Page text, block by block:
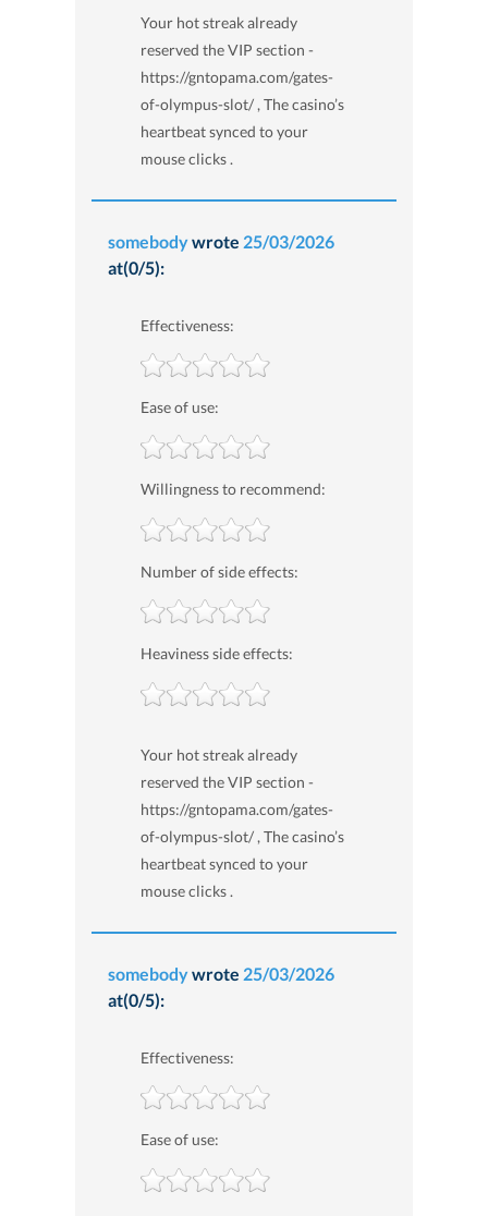
Your hot streak already
reserved the VIP section -
https://gntopama.com/gates-
of-olympus-slot/ , The casino’s
heartbeat synced to your
mouse clicks .
somebodywrote 25/03/2026
at(0/5):
Effectiveness:
Ease of use:
Willingness to recommend:
Number of side effects:
Heaviness side effects:
Your hot streak already
reserved the VIP section -
https://gntopama.com/gates-
of-olympus-slot/ , The casino’s
heartbeat synced to your
mouse clicks .
somebodywrote 25/03/2026
at(0/5):
Effectiveness:
Ease of use: